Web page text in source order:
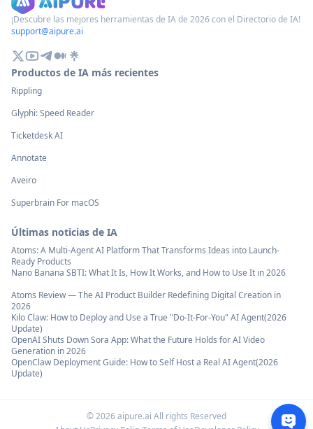
¡Descubre las mejores herramientas de IA de 2026 con el Directorio de IA!
support@aipure.ai
Productos de IA más recientes
Rippling
Glyphi: Speed Reader
Ticketdesk AI
Annotate
Aveiro
Superbrain For macOS
Últimas noticias de IA
Atoms: A Multi-Agent AI Platform That Transforms Ideas into Launch-
Ready Products
Nano Banana SBTI: What It Is, How It Works, and How to Use It in 2026
Atoms Review — The AI Product Builder Redefining Digital Creation in
2026
Kilo Claw: How to Deploy and Use a True "Do‑It‑For‑You" AI Agent(2026
Update)
OpenAI Shuts Down Sora App: What the Future Holds for AI Video
Generation in 2026
OpenClaw Deployment Guide: How to Self Host a Real AI Agent(2026
Update)
©2026aipure.ai All rights Reserved